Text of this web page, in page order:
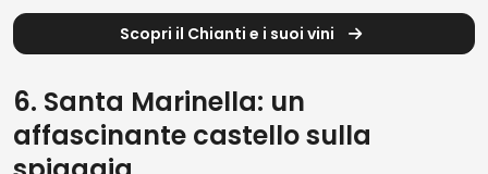
Scopri il Chianti e i suoi vini
6. Santa Marinella: un
affascinante castello sulla